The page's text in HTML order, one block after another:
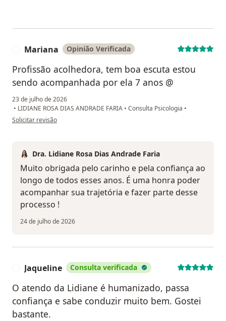
Mariana Opinião Verificada
Profissão acolhedora, tem boa escuta estou
sendo acompanhada por ela 7 anos @
23 de julho de 2026
• LIDIANE ROSA DIAS ANDRADE FARIA • Consulta Psicologia •
na opinião do utilizador Mariana
Solicitar revisão
Dra. Lidiane Rosa Dias Andrade Faria
Muito obrigada pelo carinho e pela confiança ao
longo de todos esses anos. É uma honra poder
acompanhar sua trajetória e fazer parte desse
processo !
24 de julho de 2026
Jaqueline Consulta verificada
O atendo da Lidiane é humanizado, passa
confiança e sabe conduzir muito bem. Gostei
bastante.